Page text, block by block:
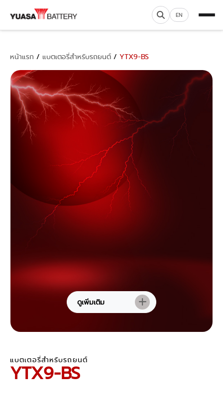
EN
หน้าแรก / แบตเตอรี่สำหรับรถยนต์ / YTX9-BS
ดูเพิ่มเติม
แบตเตอรี่สำหรับรถยนต์
YTX9-BS